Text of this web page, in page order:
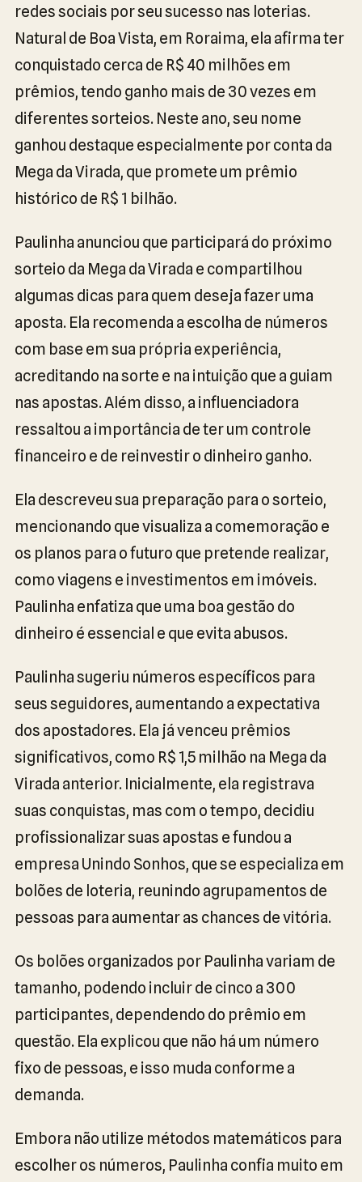
redes sociais por seu sucesso nas loterias.
Natural de Boa Vista, em Roraima, ela afirma ter
conquistado cerca de R$ 40 milhões em
prêmios, tendo ganho mais de 30 vezes em
diferentes sorteios. Neste ano, seu nome
ganhou destaque especialmente por conta da
Mega da Virada, que promete um prêmio
histórico de R$ 1 bilhão.
Paulinha anunciou que participará do próximo
sorteio da Mega da Virada e compartilhou
algumas dicas para quem deseja fazer uma
aposta. Ela recomenda a escolha de números
com base em sua própria experiência,
acreditando na sorte e na intuição que a guiam
nas apostas. Além disso, a influenciadora
ressaltou a importância de ter um controle
financeiro e de reinvestir o dinheiro ganho.
Ela descreveu sua preparação para o sorteio,
mencionando que visualiza a comemoração e
os planos para o futuro que pretende realizar,
como viagens e investimentos em imóveis.
Paulinha enfatiza que uma boa gestão do
dinheiro é essencial e que evita abusos.
Paulinha sugeriu números específicos para
seus seguidores, aumentando a expectativa
dos apostadores. Ela já venceu prêmios
significativos, como R$ 1,5 milhão na Mega da
Virada anterior. Inicialmente, ela registrava
suas conquistas, mas com o tempo, decidiu
profissionalizar suas apostas e fundou a
empresa Unindo Sonhos, que se especializa em
bolões de loteria, reunindo agrupamentos de
pessoas para aumentar as chances de vitória.
Os bolões organizados por Paulinha variam de
tamanho, podendo incluir de cinco a 300
participantes, dependendo do prêmio em
questão. Ela explicou que não há um número
fixo de pessoas, e isso muda conforme a
demanda.
Embora não utilize métodos matemáticos para
escolher os números, Paulinha confia muito em